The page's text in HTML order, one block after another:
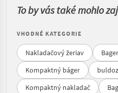
To by vás také mohlo
VHODNÉ KATEGORIE
Nakladačový žeriav
Kompaktný báger
Kompaktný nakladač